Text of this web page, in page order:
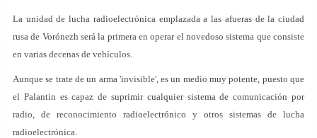
La unidad de lucha radioelectrónica emplazada a las afueras de la ciudad
rusa de Vorónezh será la primera en operar el novedoso sistema que consiste
en varias decenas de vehículos.
Aunque se trate de un arma 'invisible', es un medio muy potente, puesto que
el Palantin es capaz de suprimir cualquier sistema de comunicación por
radio, de reconocimiento radioelectrónico y otros sistemas de lucha
radioelectrónica.